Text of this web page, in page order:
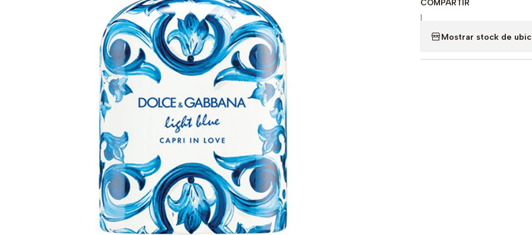
COMPARTIR
|
Mostrar stock de